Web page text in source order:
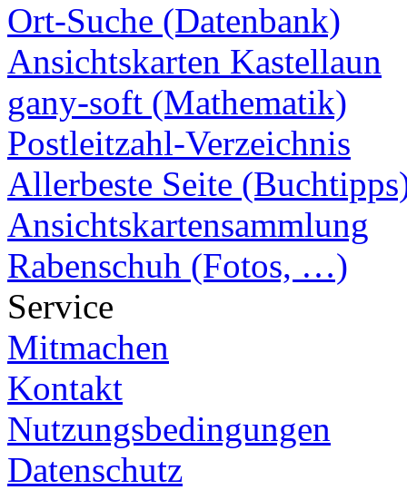
Ort-Suche (Datenbank)
Ansichtskarten Kastellaun
gany-soft (Mathematik)
Postleitzahl-Verzeichnis
Allerbeste Seite
Ansichtskartensammlung
Rabenschuh (Fotos, …)
Service
Mitmachen
Kontakt
Nutzungsbedingungen
Datenschutz